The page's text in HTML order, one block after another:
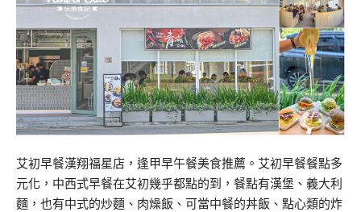
艾初早餐漢翔福星店，逢甲早午餐美食推薦。艾初早餐餐點多
元化，中西式早餐在艾初幾乎都點的到，餐點有漢堡、義大利
麵，也有中式的炒麵、肉燥飯、可當中餐的丼飯、點心類的炸